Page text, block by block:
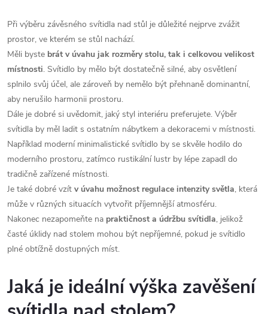
i
s
u
Při výběru závěsného svítidla nad stůl je důležité nejprve zvážit
prostor, ve kterém se stůl nachází.
Měli byste brát v úvahu jak rozměry stolu, tak i celkovou velikost
místnosti. Svítidlo by mělo být dostatečně silné, aby osvětlení
splnilo svůj účel, ale zároveň by nemělo být přehnaně dominantní,
aby nerušilo harmonii prostoru.
Dále je dobré si uvědomit, jaký styl interiéru preferujete. Výběr
svítidla by měl ladit s ostatním nábytkem a dekoracemi v místnosti.
Například moderní minimalistické svítidlo by se skvěle hodilo do
moderního prostoru, zatímco rustikální lustr by lépe zapadl do
tradičně zařízené místnosti.
Je také dobré vzít v úvahu možnost regulace intenzity světla, která
může v různých situacích vytvořit příjemnější atmosféru.
Nakonec nezapomeňte na praktičnost a údržbu svítidla, jelikož
časté úklidy nad stolem mohou být nepříjemné, pokud je svítidlo
plné obtížně dostupných míst.
Jaká je ideální výška zavěšení